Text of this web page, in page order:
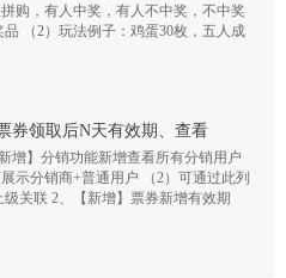
拼购，有人中奖，有人不中奖，不中奖
（2）玩法例子：鸡蛋30枚，五人成
券领取后N天有效期、查看
增】分销功能新增查看所有分销用户
示分销商+普通用户 （2）可通过此列
关联 2、【新增】票券新增有效期